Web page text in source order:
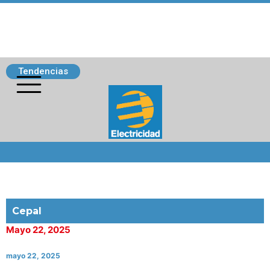
Tendencias
Cepal
Mayo 22, 2025
mayo 22, 2025